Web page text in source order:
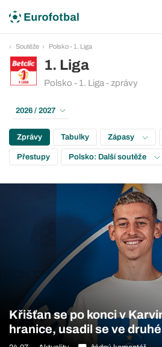
Soutěže Polsko - 1. Liga
1. Liga
Polsko - 1. Liga - zprávy
2026 / 2027
Zprávy Tabulky Zápasy
Přestupy Polsko: Další soutěže
Křišťan se po konci v
hranice, usadil se ve